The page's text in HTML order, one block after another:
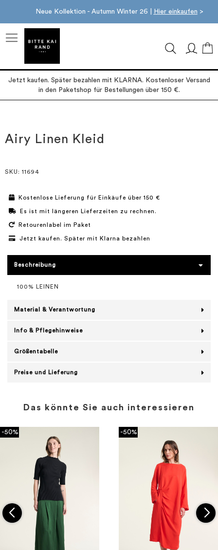
Neue Kollektion - Autumn Winter 26 | Hier einkaufen >
Jetzt kaufen. Später bezahlen mit KLARNA. Kostenloser Versand
in den Paketshop für Bestellungen über 150 €.
der
Bildgalerie
der
Bildgalerie
Airy Linen Kleid
SKU : 11694
Kostenlose Lieferung für Einkäufe über 150 €
Es ist mit längeren Lieferzeiten zu rechnen.
Retourenlabel im Paket
Jetzt kaufen. Später mit Klarna bezahlen
Beschreibung
100% LEINEN
Material & Verantwortung
Info & Pflegehinweise
Größentabelle
Preise und Lieferung
Das könnte Sie auch interessieren
-50% -50%